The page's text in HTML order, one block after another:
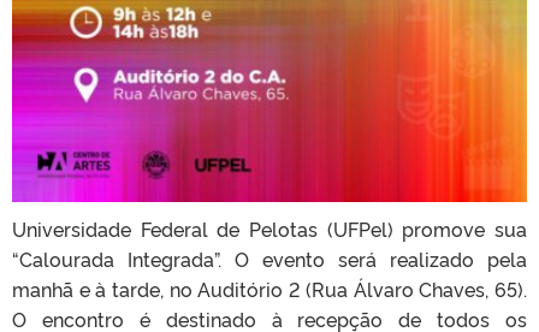
Universidade Federal de Pelotas (UFPel) promove sua
“Calourada Integrada”. O evento será realizado pela
manhã e à tarde, no Auditório 2 (Rua Álvaro Chaves, 65).
O encontro é destinado à recepção de todos os